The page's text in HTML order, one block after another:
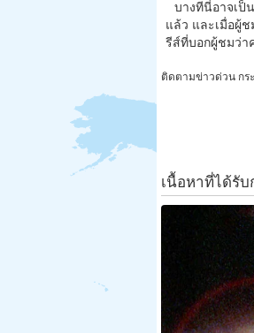
บางทีนี่อาจเป็
แล้ว และเมื่อผู้
รีส์ที่บอกผู้ชมว่า
ติดตามข่าวด่วน กร